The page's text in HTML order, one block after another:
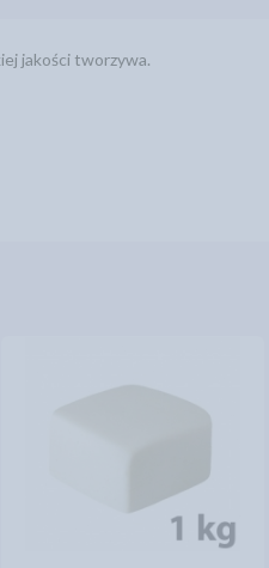
jakości tworzywa.